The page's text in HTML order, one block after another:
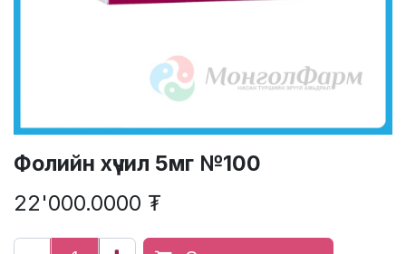
Фолийн хүчил 5мг №100
22'000.0000 ₮